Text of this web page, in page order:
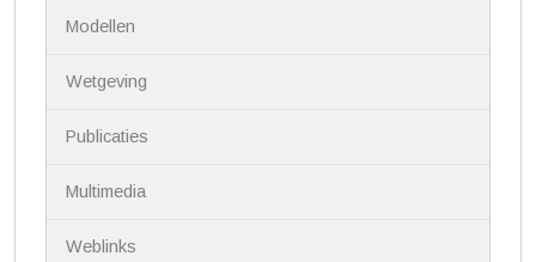
Modellen
Wetgeving
Publicaties
Multimedia
Weblinks